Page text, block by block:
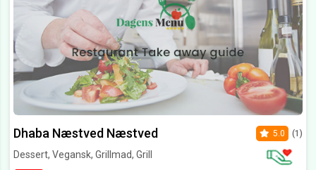
Dhaba Næstved Næstved
Dessert, Vegansk, Grillmad, Grill
5.0 (1)